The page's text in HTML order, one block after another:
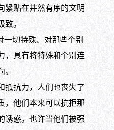
紧贴在井然有序的文明
致。
切特殊、对那些个别
，具有将特殊和个别连
。
抗力，人们也丧失了
，他们本来可以抗拒那
诱惑。也许当他们被强